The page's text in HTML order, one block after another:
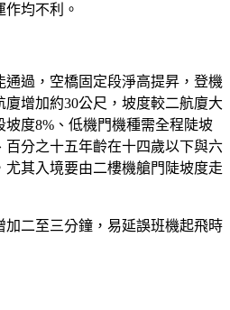
均不利。
過，空橋固定段淨高提昇，登機
增加約30公尺，坡度較二航廈大
度8%、低機門機種需全程陡坡
百分之十五年齡在十四歲以下與六
其入境要由二樓機艙門陡坡度走
二至三分鐘，易延誤班機起飛時